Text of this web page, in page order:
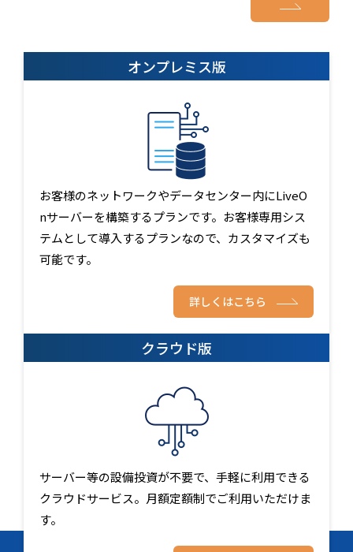
オンプレミス版
お客様のネットワークやデータセンター内にLiveO
nサーバーを構築するプランです。お客様専用シス
テムとして導入するプランなので、カスタマイズも
可能です。
詳しくはこちら
クラウド版
サーバー等の設備投資が不要で、手軽に利用できる
クラウドサービス。月額定額制でご利用いただけま
す。